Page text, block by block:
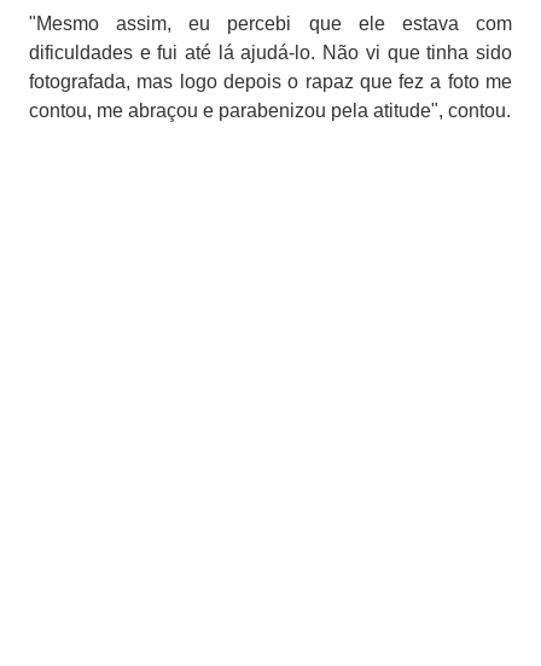
"Mesmo assim, eu percebi que ele estava com
dificuldades e fui até lá ajudá-lo. Não vi que tinha sido
fotografada, mas logo depois o rapaz que fez a foto me
contou, me abraçou e parabenizou pela atitude", contou.